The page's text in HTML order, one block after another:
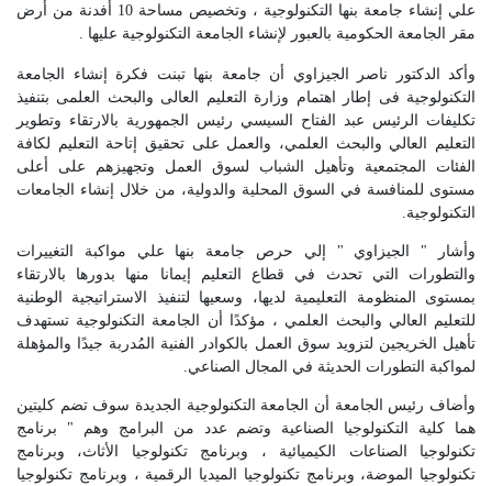
علي إنشاء جامعة بنها التكنولوجية ، وتخصيص مساحة 10 أفدنة من أرض
مقر الجامعة الحكومية بالعبور لإنشاء الجامعة التكنولوجية عليها .
وأكد الدكتور ناصر الجيزاوي أن جامعة بنها تبنت فكرة إنشاء الجامعة
التكنولوجية فى إطار اهتمام وزارة التعليم العالى والبحث العلمى بتنفيذ
تكليفات الرئيس عبد الفتاح السيسي رئيس الجمهورية بالارتقاء وتطوير
التعليم العالي والبحث العلمي، والعمل على تحقيق إتاحة التعليم لكافة
الفئات المجتمعية وتأهيل الشباب لسوق العمل وتجهيزهم على أعلى
مستوى للمنافسة في السوق المحلية والدولية، من خلال إنشاء الجامعات
التكنولوجية.
وأشار " الجيزاوي " إلي حرص جامعة بنها علي مواكبة التغييرات
والتطورات التي تحدث في قطاع التعليم إيمانا منها بدورها بالارتقاء
بمستوى المنظومة التعليمية لديها، وسعيها لتنفيذ الاستراتيجية الوطنية
للتعليم العالي والبحث العلمي ، مؤكدًا أن الجامعة التكنولوجية تستهدف
تأهيل الخريجين لتزويد سوق العمل بالكوادر الفنية المُدربة جيدًا والمؤهلة
لمواكبة التطورات الحديثة في المجال الصناعي.
وأضاف رئيس الجامعة أن الجامعة التكنولوجية الجديدة سوف تضم كليتين
هما كلية التكنولوجيا الصناعية وتضم عدد من البرامج وهم " برنامج
تكنولوجيا الصناعات الكيميائية ، وبرنامج تكنولوجيا الأثاث، وبرنامج
تكنولوجيا الموضة، وبرنامج تكنولوجيا الميديا الرقمية ، وبرنامج تكنولوجيا